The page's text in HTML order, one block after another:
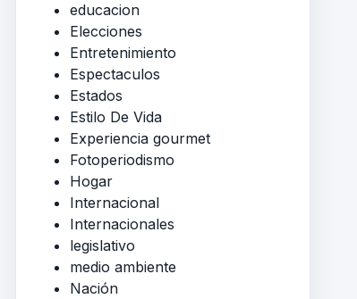
educacion
Elecciones
Entretenimiento
Espectaculos
Estados
Estilo De Vida
Experiencia gourmet
Fotoperiodismo
Hogar
Internacional
Internacionales
legislativo
medio ambiente
Nación